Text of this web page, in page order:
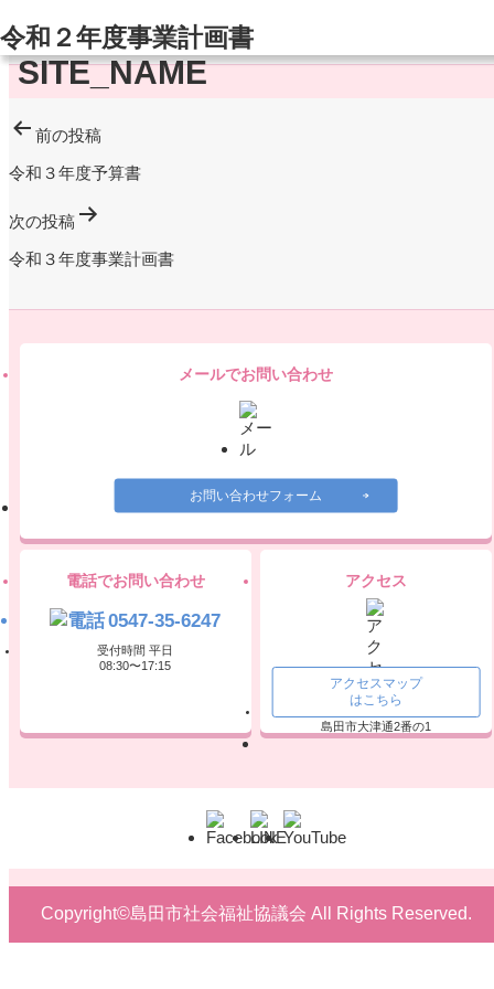
令和２年度事業計画書
投
稿
ビ
ゲ
ー
シ
前の投稿
令和３年度予算書
次の投稿
令和３年度事業計画書
メールでお問い合わせ
お問い合わせフォーム
電話でお問い合わせ
0547-35-6247
受付時間 平日
08:30〜17:15
アクセス
〒427-0056
島田市大津通2番の1
アクセスマップ
はこちら
Copyright©島田市社会福祉協議会 All Rights Reserved.